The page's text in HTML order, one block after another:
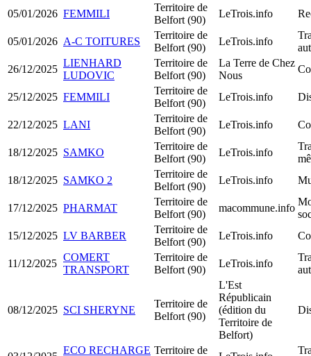
05/01/2026 FEMMILI
Territoire de
Belfort (90)
LeTrois.info
05/01/2026 A-C TOITURES
Territoire de
Belfort (90)
LeTrois.info
26/12/2025
LIENHARD
LUDOVIC
Territoire de
Belfort (90)
La Terre de Chez
Nous
25/12/2025 FEMMILI
Territoire de
Belfort (90)
LeTrois.info
22/12/2025 LANI
Territoire de
Belfort (90)
LeTrois.info
18/12/2025 SAMKO
Territoire de
Belfort (90)
LeTrois.info
18/12/2025 SAMKO 2
Territoire de
Belfort (90)
LeTrois.info
17/12/2025 PHARMAT
Territoire de
Belfort (90)
macommune.info
15/12/2025 LV BARBER
Territoire de
Belfort (90)
LeTrois.info
11/12/2025
COMERT
TRANSPORT
Territoire de
Belfort (90)
LeTrois.info
08/12/2025 SCI SHERYNE
Territoire de
Belfort (90)
L'Est
Républicain
(édition du
Territoire de
Belfort)
ECO RECHARGE Territoire de